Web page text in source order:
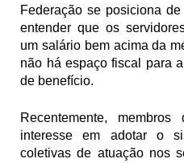
Federação se posiciona
entender que os
um salário bem acima da
não há espaço fiscal para
de benefício.
Recentemente,
interesse em adotar o
coletivas de atuação nos